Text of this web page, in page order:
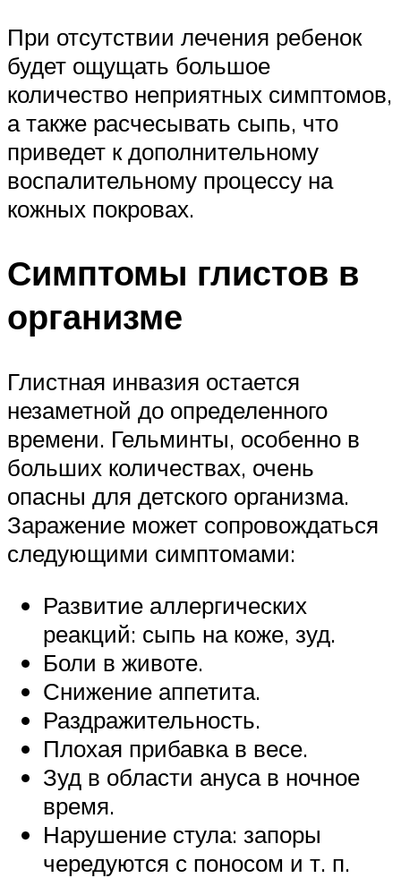
При отсутствии лечения ребенок
будет ощущать большое
количество неприятных симптомов,
а также расчесывать сыпь, что
приведет к дополнительному
воспалительному процессу на
кожных покровах.
Симптомы глистов в
организме
Глистная инвазия остается
незаметной до определенного
времени. Гельминты, особенно в
больших количествах, очень
опасны для детского организма.
Заражение может сопровождаться
следующими симптомами:
Развитие аллергических
реакций: сыпь на коже, зуд.
Боли в животе.
Снижение аппетита.
Раздражительность.
Плохая прибавка в весе.
Зуд в области ануса в ночное
время.
Нарушение стула: запоры
чередуются с поносом и т. п.